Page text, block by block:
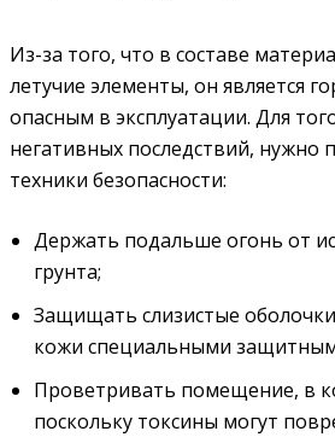
Из-за того, что в составе
летучие элементы, он является
опасным в эксплуатации. Для
негативных последствий, нужно
техники безопасности:
Держать подальше огонь от
грунта;
Защищать слизистые
кожи специальными
Проветривать помещение, в
поскольку токсины могут